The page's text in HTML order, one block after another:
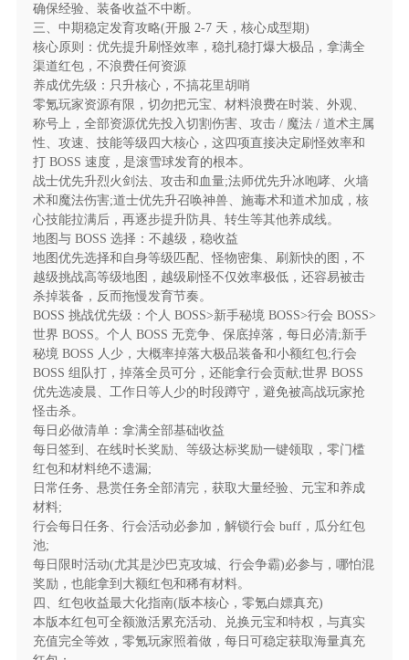
龙城传奇（风云大极品红包版）游戏亮点
一、全场景红包福利体系，真充白嫖零套路
作为版本核心特色，游戏打造无门槛全维度红包福
利生态，彻底打破传奇氪金壁垒。小怪击杀、BOSS 攻
坚、等级突破、每日签到、在线时长均可产出无门槛现
金红包，攻城战、行会争霸更可瓜分百万大额红包池，
所有装备均支持回收兑换充值红包，红包可全额激活游
戏内累充活动、兑换元宝与特权，与真实充值完全等
效。零氪玩家仅凭日常玩法即可躺赚海量真充，不花一
分钱也能拉满发育节奏，实现真正的白嫖畅玩。
二、风云大极品专属机制，全图爆装无上限
游戏打造专属大极品装备体系，装备词条属性无上
限，可刷出攻击 + 99 极致属性、元素加成 + 16% 毕业
级词条，从裁决、龙纹等终极神兵，到沃玛、祖玛全套
毕业装备，无任何付费锁掉落。全地图怪物均有概率爆
出终极大极品，野外小怪、副本 BOSS、秘境魔物光柱
确保经验、装备收益不中断。
三、中期稳定发育攻略(开服 2-7 天，核心成型期)
核心原则：优先提升刷怪效率，稳扎稳打爆大极品，拿满全
渠道红包，不浪费任何资源
养成优先级：只升核心，不搞花里胡哨
零氪玩家资源有限，切勿把元宝、材料浪费在时装、外观、
称号上，全部资源优先投入切割伤害、攻击 / 魔法 / 道术主属
性、攻速、技能等级四大核心，这四项直接决定刷怪效率和
打 BOSS 速度，是滚雪球发育的根本。
战士优先升烈火剑法、攻击和血量;法师优先升冰咆哮、火墙
术和魔法伤害;道士优先升召唤神兽、施毒术和道术加成，核
心技能拉满后，再逐步提升防具、转生等其他养成线。
地图与 BOSS 选择：不越级，稳收益
地图优先选择和自身等级匹配、怪物密集、刷新快的图，不
越级挑战高等级地图，越级刷怪不仅效率极低，还容易被击
杀掉装备，反而拖慢发育节奏。
BOSS 挑战优先级：个人 BOSS>新手秘境 BOSS>行会 BOSS>
世界 BOSS。个人 BOSS 无竞争、保底掉落，每日必清;新手
秘境 BOSS 人少，大概率掉落大极品装备和小额红包;行会
BOSS 组队打，掉落全员可分，还能拿行会贡献;世界 BOSS
优先选凌晨、工作日等人少的时段蹲守，避免被高战玩家抢
怪击杀。
每日必做清单：拿满全部基础收益
每日签到、在线时长奖励、等级达标奖励一键领取，零门槛
红包和材料绝不遗漏;
日常任务、悬赏任务全部清完，获取大量经验、元宝和养成
材料;
行会每日任务、行会活动必参加，解锁行会 buff，瓜分红包
池;
每日限时活动(尤其是沙巴克攻城、行会争霸)必参与，哪怕混
奖励，也能拿到大额红包和稀有材料。
四、红包收益最大化指南(版本核心，零氪白嫖真充)
本版本红包可全额激活累充活动、兑换元宝和特权，与真实
充值完全等效，零氪玩家照着做，每日可稳定获取海量真充